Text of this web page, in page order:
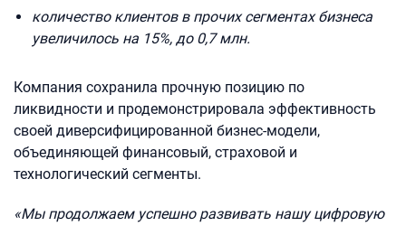
количество клиентов в прочих сегментах бизнеса
увеличилось на 15%, до 0,7 млн.
Компания сохранила прочную позицию по
ликвидности и продемонстрировала эффективность
своей диверсифицированной бизнес-модели,
объединяющей финансовый, страховой и
технологический сегменты.
«Мы продолжаем успешно развивать нашу цифровую